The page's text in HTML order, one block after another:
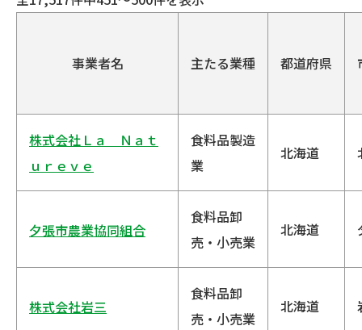
事業者名 主たる業種 都道府県
株式会社Ｌａ Ｎａｔ
ｕｒｅｖｅ
食料品製造
業
北海道
夕張市農業協同組合
食料品卸
売・小売業
北海道
株式会社岩三
食料品卸
売・小売業
北海道